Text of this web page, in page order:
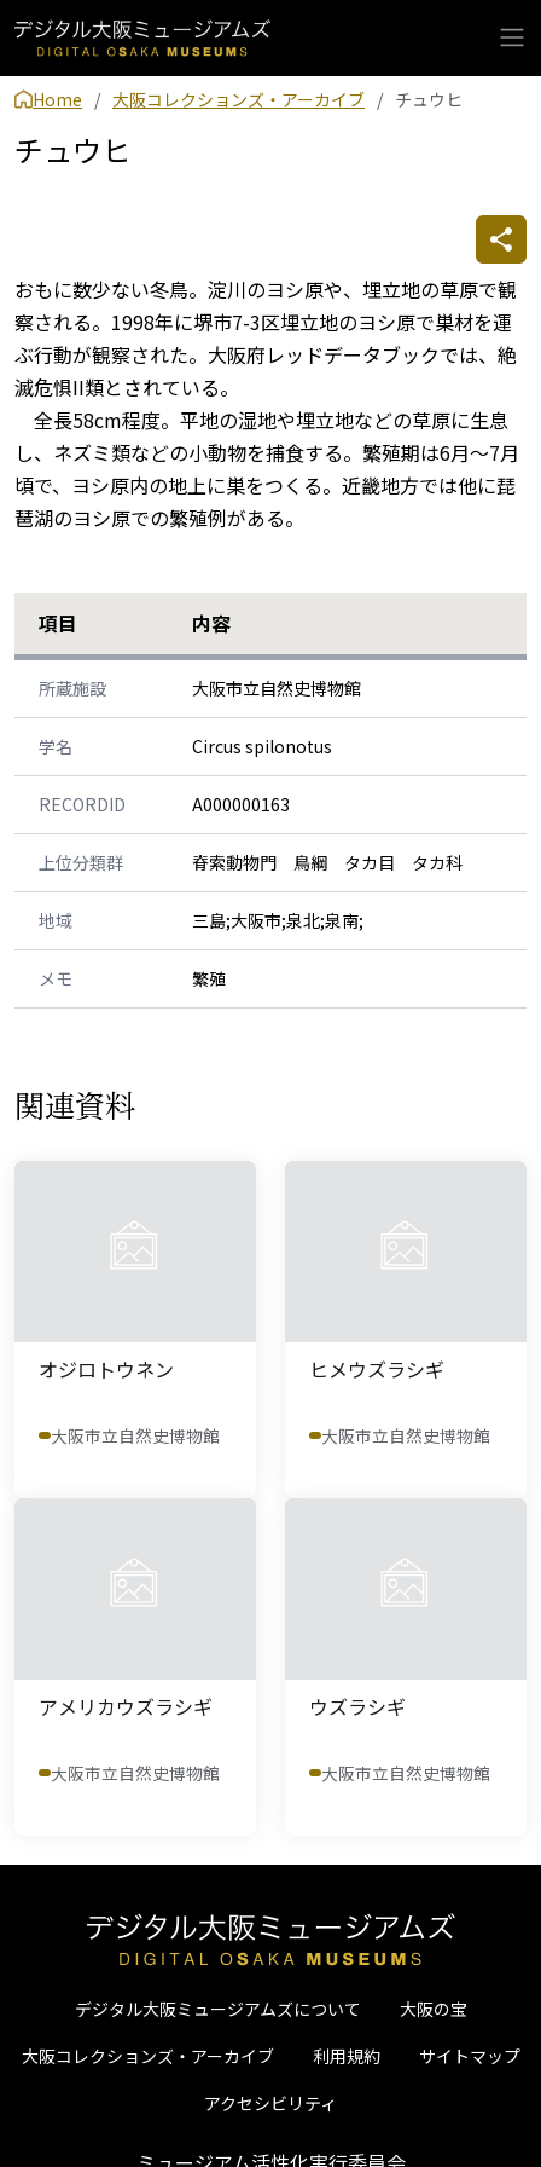
Home 大阪コレクションズ・アーカイブ チュウヒ
チュウヒ
おもに数少ない冬鳥。淀川のヨシ原や、埋立地の草原で観
察される。1998年に堺市7-3区埋立地のヨシ原で巣材を運
ぶ行動が観察された。大阪府レッドデータブックでは、絶
滅危惧II類とされている。
全長58cm程度。平地の湿地や埋立地などの草原に生息
し、ネズミ類などの小動物を捕食する。繁殖期は6月～7月
頃で、ヨシ原内の地上に巣をつくる。近畿地方では他に琵
琶湖のヨシ原での繁殖例がある。
項目 内容
所蔵施設 大阪市立自然史博物館
学名 Circus spilonotus
RECORDID A000000163
上位分類群 脊索動物門 鳥綱 タカ目 タカ科
地域 三島;大阪市;泉北;泉南;
メモ 繁殖
関連資料
オジロトウネン
大阪市立自然史博物館
ヒメウズラシギ
大阪市立自然史博物館
アメリカウズラシギ
大阪市立自然史博物館
ウズラシギ
大阪市立自然史博物館
デジタル大阪ミュージアムズについて
大阪の宝
大阪コレクションズ・アーカイブ
利用規約
サイトマップ
アクセシビリティ